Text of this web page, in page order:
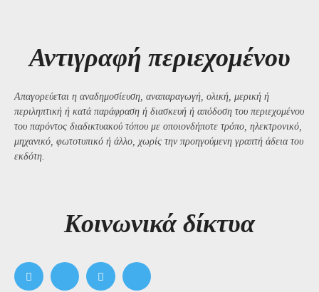
Αντιγραφή περιεχομένου
Απαγορεύεται η αναδημοσίευση, αναπαραγωγή, ολική, μερική ή
περιληπτική ή κατά παράφραση ή διασκευή ή απόδοση του περιεχομένου
του παρόντος διαδικτυακού τόπου με οποιονδήποτε τρόπο, ηλεκτρονικό,
μηχανικό, φωτοτυπικό ή άλλο, χωρίς την προηγούμενη γραπτή άδεια του
εκδότη.
Kοινωνικά δίκτυα